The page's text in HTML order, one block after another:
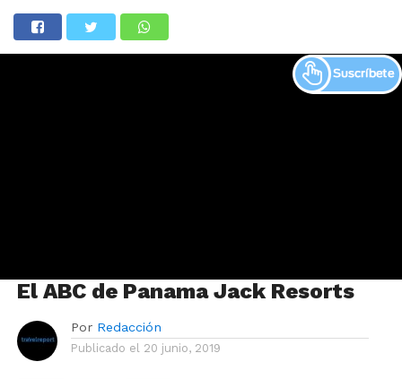
El ABC de Panama Jack Resorts
Por Redacción
Publicado el 20 junio, 2019